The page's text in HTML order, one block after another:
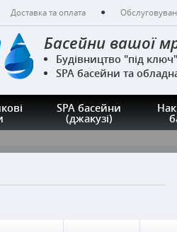
Доставка та оплата
Басейни вашої
Будівництво "під ключ"
SPA басейни та
SPA басейни
(джакузі)